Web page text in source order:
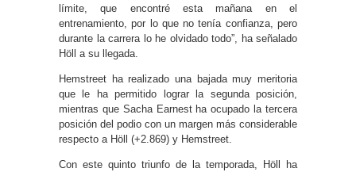
límite, que encontré esta mañana en el
entrenamiento, por lo que no tenía confianza, pero
durante la carrera lo he olvidado todo”, ha señalado
Höll a su llegada.
Hemstreet ha realizado una bajada muy meritoria
que le ha permitido lograr la segunda posición,
mientras que Sacha Earnest ha ocupado la tercera
posición del podio con un margen más considerable
respecto a Höll (+2.869) y Hemstreet.
Con este quinto triunfo de la temporada, Höll ha